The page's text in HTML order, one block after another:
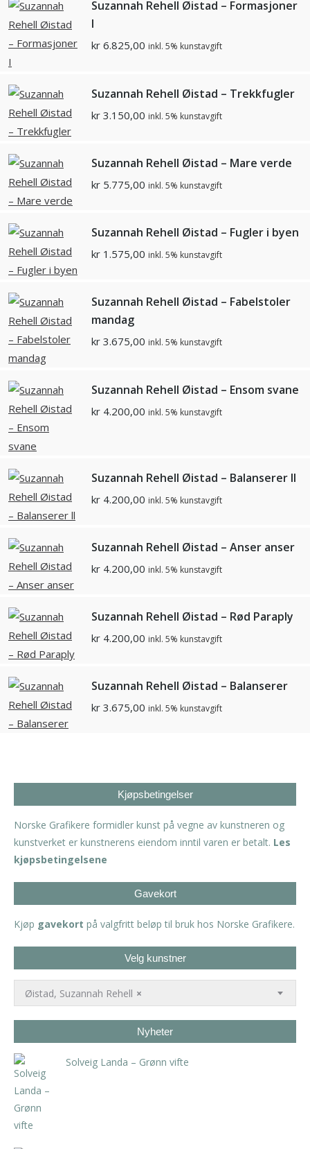
Suzannah Rehell Øistad – Formasjoner
I
kr 6.825,00 inkl. 5% kunstavgift
Suzannah Rehell Øistad – Trekkfugler
kr 3.150,00 inkl. 5% kunstavgift
Suzannah Rehell Øistad – Mare verde
kr 5.775,00 inkl. 5% kunstavgift
Suzannah Rehell Øistad – Fugler i byen
kr 1.575,00 inkl. 5% kunstavgift
Suzannah Rehell Øistad – Fabelstoler
mandag
kr 3.675,00 inkl. 5% kunstavgift
Suzannah Rehell Øistad – Ensom svane
kr 4.200,00 inkl. 5% kunstavgift
Suzannah Rehell Øistad – Balanserer ll
kr 4.200,00 inkl. 5% kunstavgift
Suzannah Rehell Øistad – Anser anser
kr 4.200,00 inkl. 5% kunstavgift
Suzannah Rehell Øistad – Rød Paraply
kr 4.200,00 inkl. 5% kunstavgift
Suzannah Rehell Øistad – Balanserer
kr 3.675,00 inkl. 5% kunstavgift
Kjøpsbetingelser
Norske Grafikere formidler kunst på vegne av kunstneren og
kunstverket er kunstnerens eiendom inntil varen er betalt. Les
kjøpsbetingelsene
Gavekort
Kjøp gavekort på valgfritt beløp til bruk hos Norske Grafikere.
Velg kunstner
×
Øistad, Suzannah Rehell
Nyheter
Solveig Landa – Grønn vifte